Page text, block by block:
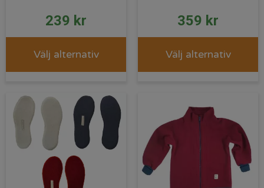
239 kr
Välj alternativ
359 kr
Välj alternativ